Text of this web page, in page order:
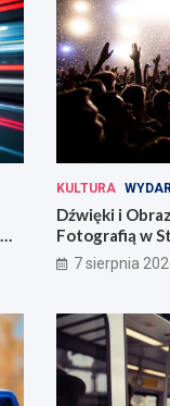
KULTURA
Dźwięki i
Fotografią w
7 sierpnia